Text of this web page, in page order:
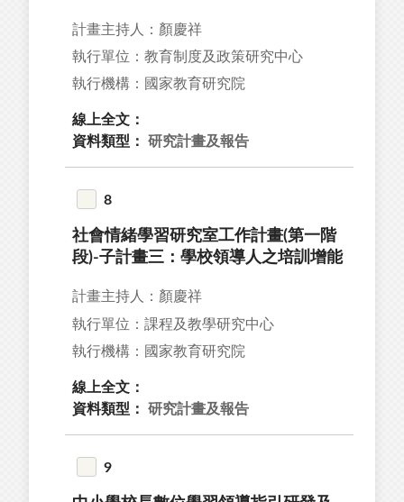
計畫主持人：顏慶祥
執行單位：教育制度及政策研究中心
執行機構：國家教育研究院
線上全文：
資料類型：
研究計畫及報告
8
社會情緒學習研究室工作計畫(第一階
段)-子計畫三：學校領導人之培訓增能
計畫主持人：顏慶祥
執行單位：課程及教學研究中心
執行機構：國家教育研究院
線上全文：
資料類型：
研究計畫及報告
9